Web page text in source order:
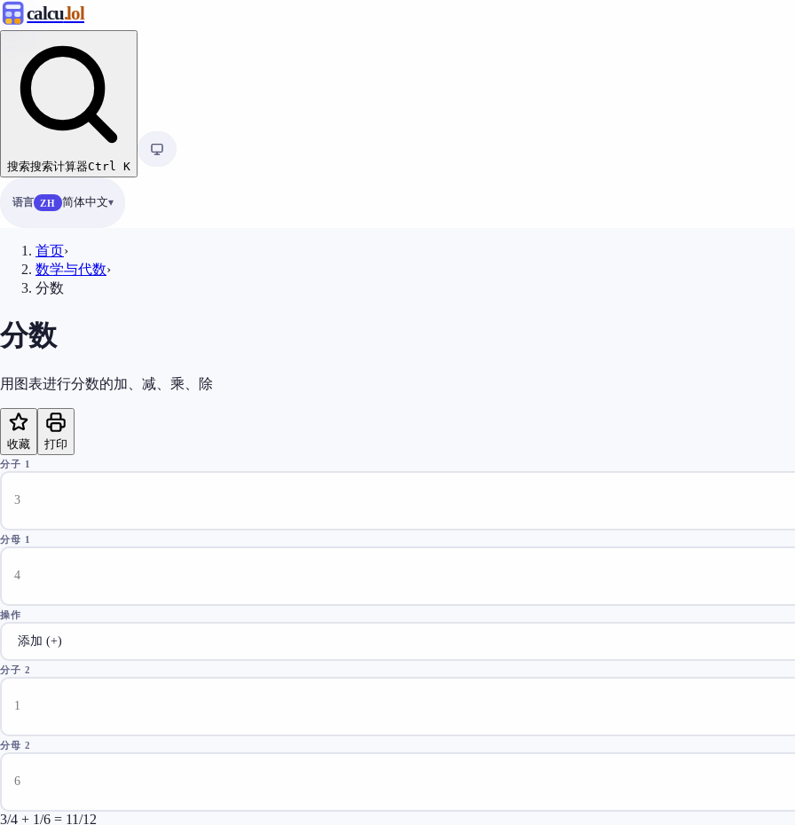
calcu.lol
搜索搜索计算器Ctrl K
语言 ZH 简体中文
首页›
数学与代数›
分数
分数
用图表进行分数的加、减、乘、除
收藏 打印
分子 1
分母 1
操作
分子 2
分母 2
3/4 + 1/6 = 11/12